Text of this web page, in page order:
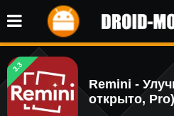
3.3
Remini -
открыто,